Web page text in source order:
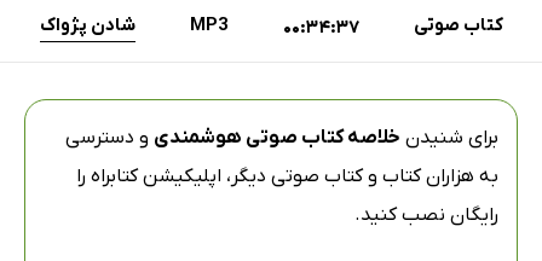
کتاب صوتی 00:34:37
MP3 شادن پژواک
برای شنیدن خلاصه کتاب صوتی هوشمندی و دسترسی
به هزاران کتاب و کتاب صوتی دیگر، اپلیکیشن کتابراه را
رایگان نصب کنید.